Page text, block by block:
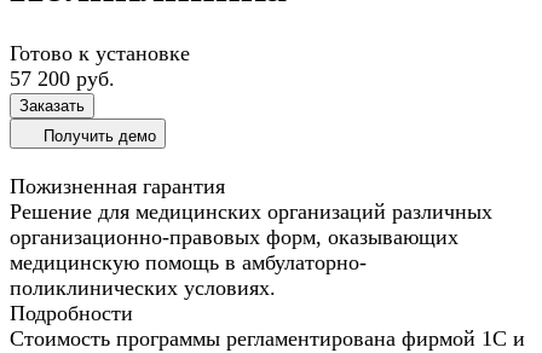
Готово к установке
57 200 руб.
Заказать
Получить демо
Пожизненная гарантия
Решение для медицинских организаций различных
организационно-правовых форм, оказывающих
медицинскую помощь в амбулаторно-
поликлинических условиях.
Подробности
Стоимость программы регламентирована фирмой 1С и